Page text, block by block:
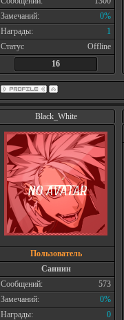
Замечаний:
0%
Награды:
1
Статус
Offline
16
Black_White
Пользователь
Саннин
Сообщений:
573
Замечаний:
0%
Награды:
0